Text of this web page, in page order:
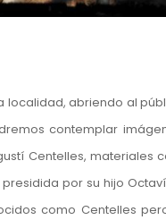
localidad, abriendo al
contemplar
Centelles, materiales
por su hijo
como Centelles